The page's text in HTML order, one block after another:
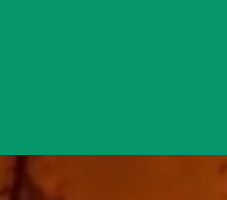
https://yeukhoahoc.edu.vn/